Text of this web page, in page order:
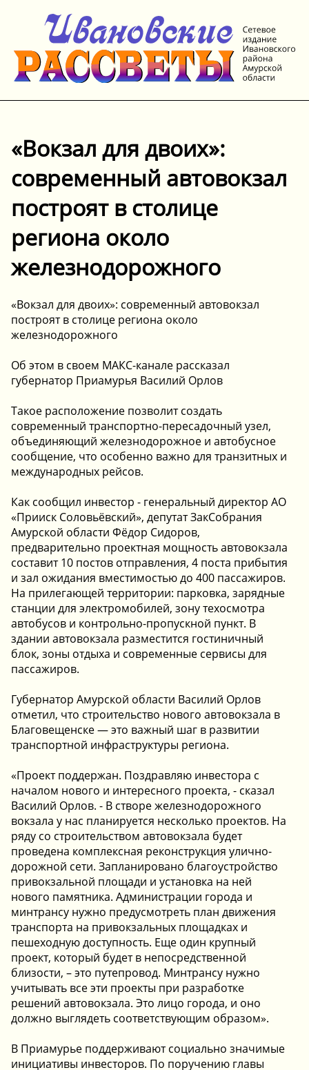
«Вокзал для двоих»:
современный автовокзал
построят в столице
региона около
железнодорожного
«Вокзал для двоих»: современный автовокзал
построят в столице региона около
железнодорожного
Об этом в своем МАКС-канале рассказал
губернатор Приамурья Василий Орлов
Такое расположение позволит создать
современный транспортно-пересадочный узел,
объединяющий железнодорожное и автобусное
сообщение, что особенно важно для транзитных и
международных рейсов.
Как сообщил инвестор - генеральный директор АО
«Прииск Соловьёвский», депутат ЗакСобрания
Амурской области Фёдор Сидоров,
предварительно проектная мощность автовокзала
составит 10 постов отправления, 4 поста прибытия
и зал ожидания вместимостью до 400 пассажиров.
На прилегающей территории: парковка, зарядные
станции для электромобилей, зону техосмотра
автобусов и контрольно-пропускной пункт. В
здании автовокзала разместится гостиничный
блок, зоны отдыха и современные сервисы для
пассажиров.
Губернатор Амурской области Василий Орлов
отметил, что строительство нового автовокзала в
Благовещенске — это важный шаг в развитии
транспортной инфраструктуры региона.
«Проект поддержан. Поздравляю инвестора с
началом нового и интересного проекта, - сказал
Василий Орлов. - В створе железнодорожного
вокзала у нас планируется несколько проектов. На
ряду со строительством автовокзала будет
проведена комплексная реконструкция улично-
дорожной сети. Запланировано благоустройство
привокзальной площади и установка на ней
нового памятника. Администрации города и
минтрансу нужно предусмотреть план движения
транспорта на привокзальных площадках и
пешеходную доступность. Еще один крупный
проект, который будет в непосредственной
близости, – это путепровод. Минтрансу нужно
учитывать все эти проекты при разработке
решений автовокзала. Это лицо города, и оно
должно выглядеть соответствующим образом».
В Приамурье поддерживают социально значимые
инициативы инвесторов. По поручению главы